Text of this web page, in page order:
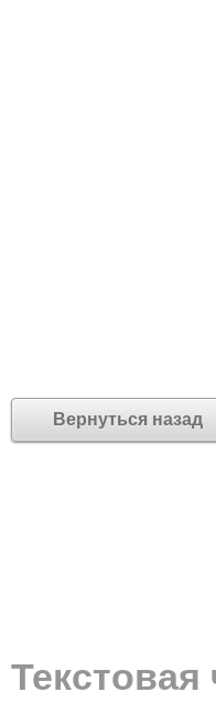
Вернуться назад